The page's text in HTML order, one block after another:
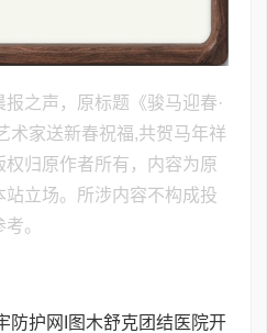
之声，原标题《骏马迎春·
术家送新春祝福,共贺马年祥
归原作者所有，内容为原
立场。所涉内容不构成投
。
防护网I图木舒克团结医院开